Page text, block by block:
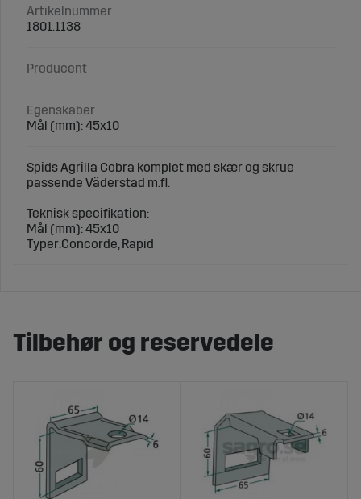
Artikelnummer
1801.1138
Producent
Egenskaber
Mål (mm): 45x10
Spids Agrilla Cobra komplet med skær og skrue
passende Väderstad m.fl.
Teknisk specifikation:
Mål (mm): 45x10
Typer:Concorde, Rapid
Tilbehør og reservedele